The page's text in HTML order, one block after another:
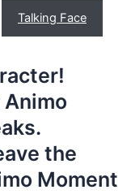
Talking Face
the
Moment